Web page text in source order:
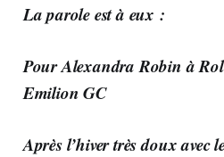
La parole est à eux :
Pour Alexandra Robin à
Emilion GC
Après l’hiver très doux avec